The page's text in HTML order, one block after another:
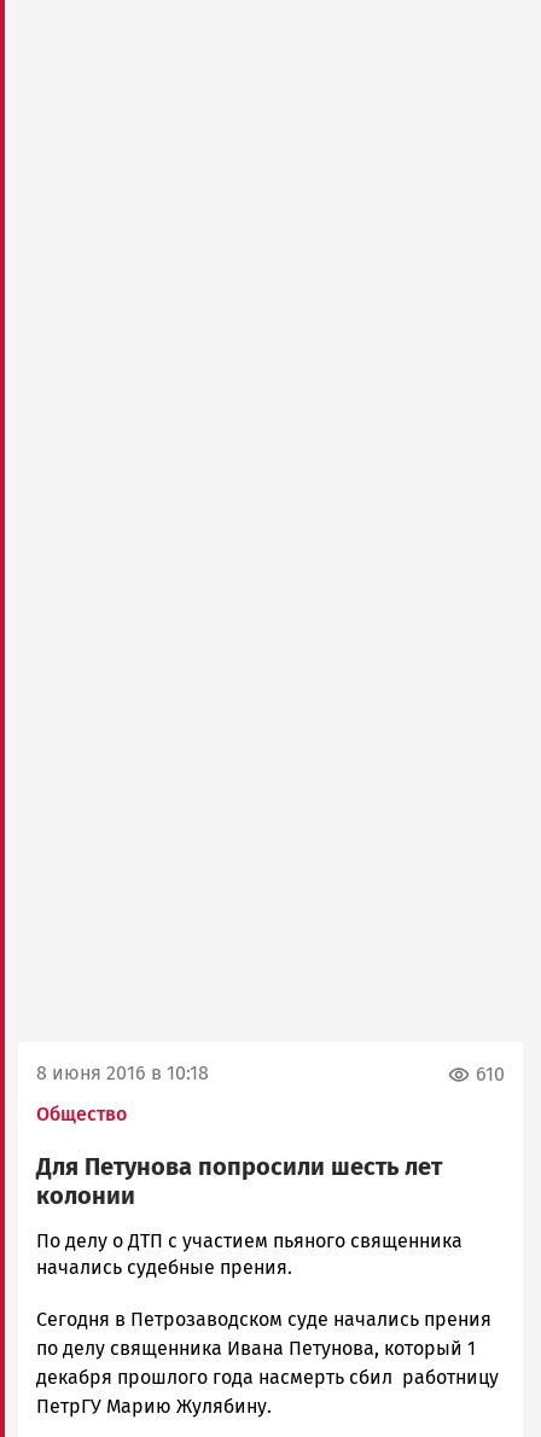
8 июня 2016 в 10:18
Общество
610
Для Петунова попросили шесть лет
колонии
Корректор
Новости
и
Карелии
|
Петрозаводск
По делу о ДТП с участием пьяного священника
начались судебные прения.
Сегодня в Петрозаводском суде начались прения
по делу священника Ивана Петунова, который 1
декабря прошлого года насмерть сбил работницу
ПетрГУ Марию Жулябину.